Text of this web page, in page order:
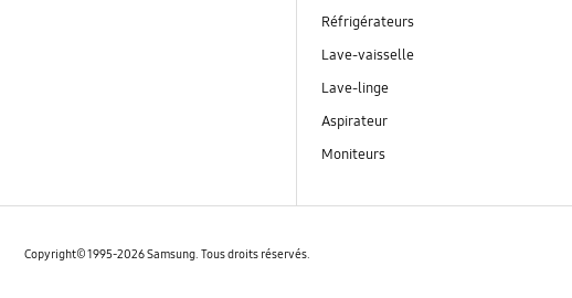
Réfrigérateurs
Lave-vaisselle
Lave-linge
Aspirateur
Moniteurs
Copyright© 1995-2026 Samsung. Tous droits réservés.